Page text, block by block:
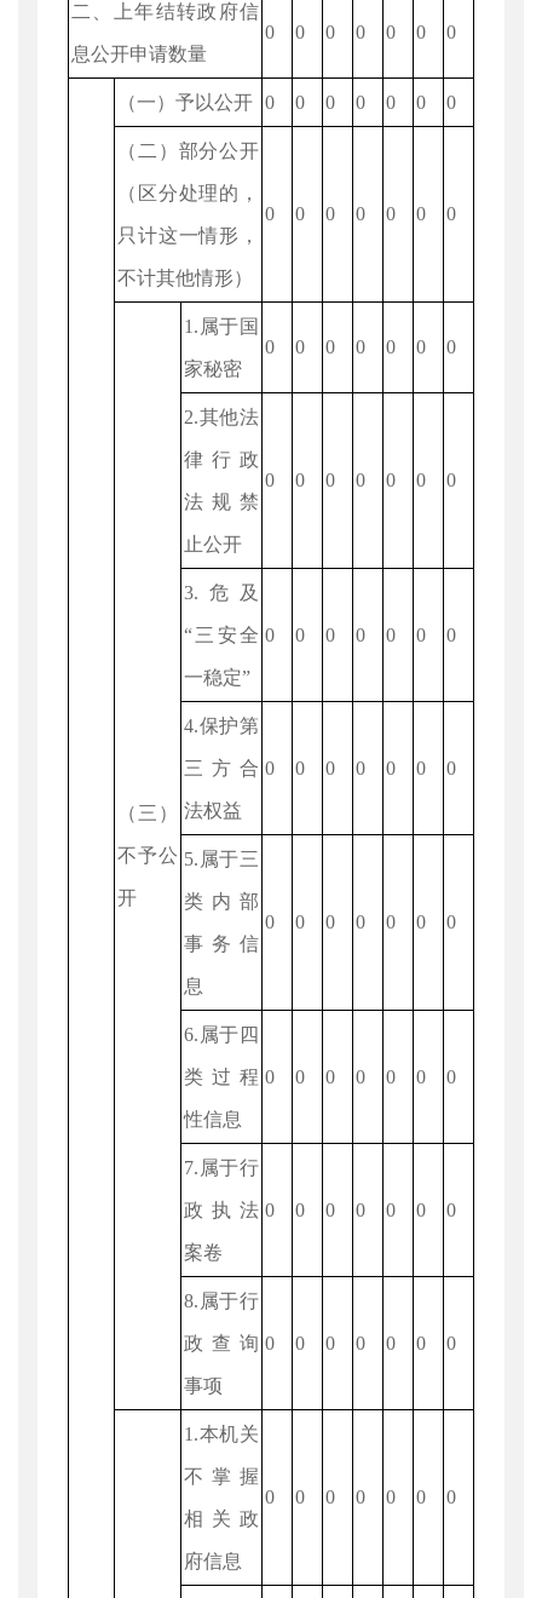
二、上年结转政府信
息公开申请数量
0 0 0 0 0 0 0
（一）予以公开 0 0 0 0 0 0 0
（二）部分公开
（区分处理的，
只计这一情形，
不计其他情形）
0 0 0 0 0 0 0
（三）
不予公
开
1.属于国
家秘密
0 0 0 0 0 0 0
2.其他法
律行政
法规禁
止公开
0 0 0 0 0 0 0
3.危及
“三安全
一稳定”
0 0 0 0 0 0 0
4.保护第
三方合
法权益
0 0 0 0 0 0 0
5.属于三
类内部
事务信
息
0 0 0 0 0 0 0
6.属于四
类过程
性信息
0 0 0 0 0 0 0
7.属于行
政执法
案卷
0 0 0 0 0 0 0
8.属于行
政查询
事项
0 0 0 0 0 0 0
1.本机关
不掌握
相关政
府信息
0 0 0 0 0 0 0